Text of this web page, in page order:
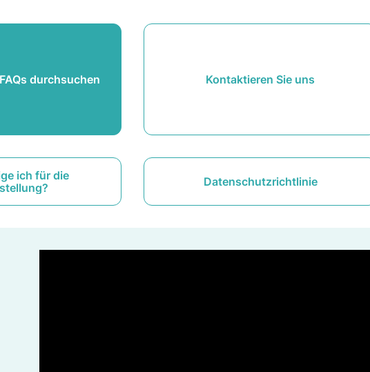
FAQs durchsuchen Kontaktieren Sie uns
ich für die
Datenschutzrichtlinie